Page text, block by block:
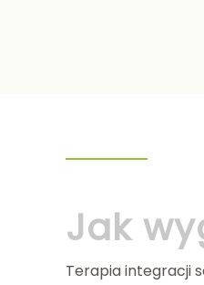
Jak
Terapia integracji